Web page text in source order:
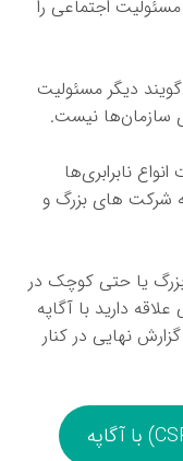
اجتماعی را
دیگر مسئولیت
سازمان‌ها نیست.
نابرابری‌ها
شرکت های بزرگ و
یا حتی کوچک در
دارید با آگاپه
نهایی در کنار